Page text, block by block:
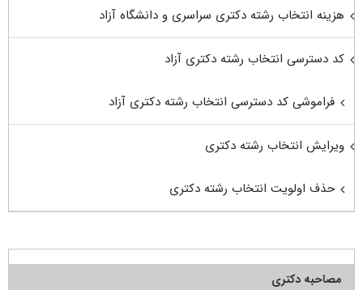
هزینه انتخاب رشته دکتری سراسری و دانشگاه آزاد
کد دسترسی انتخاب رشته دکتری آزاد
فراموشی کد دسترسی انتخاب رشته دکتری آزاد
ویرایش انتخاب رشته دکتری
حذف اولویت انتخاب رشته دکتری
مصاحبه دکتری